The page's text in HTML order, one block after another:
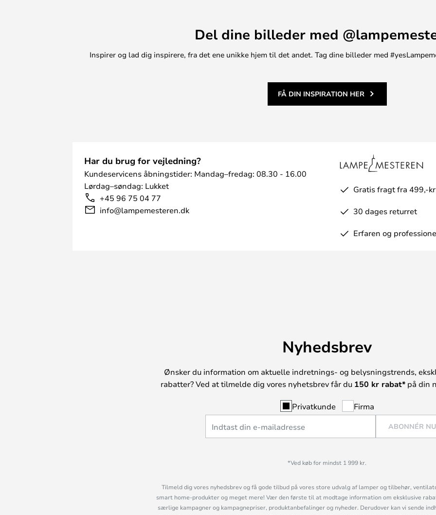
Del dine billeder med
Inspirer og lad dig inspirere, fra det ene unikke hjem til det andet. Tag dine billeder med
FÅ DIN INSPIRATION HER
Har du brug for vejledning?
Kundeservicens åbningstider: Mandag–fredag: 08.30 - 16.00
Lørdag–søndag: Lukket
+45 96 75 04 77
info@lampemesteren.dk
Gratis fragt fra 499,-
30 dages returret
Erfaren og
Nyhedsbrev
Ønsker du information om aktuelle indretnings- og belysningstrends,
rabatter? Ved at tilmelde dig vores nyhetsbrev får du 150 kr rabat*på din
Privatkunde Firma
ABONNÉR NU
*Ved køb for mindst 1 999 kr.
Tilmeld dig vores nyhedsbrev og få gode tilbud på vores store udvalg af lamper og tilbehør,
smart home-produkter og meget mere! Vær den første til at modtage information om eksklusive
særlige kampagner og kampagnepriser, produktanbefalinger og nyheder. Derudover kan vi sende